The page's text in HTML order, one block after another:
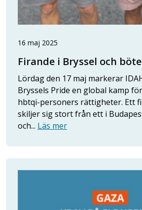
16 maj 2025
Firande i Bryssel och
Lördag den 17 maj markerar
Bryssels Pride en global kamp
hbtqi-personers rättigheter. Ett
skiljer sig stort från ett i
och... Läs mer